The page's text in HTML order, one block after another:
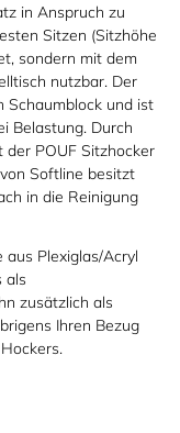
in Anspruch zu
Sitzen (Sitzhöhe
sondern mit dem
nutzbar. Der
Schaumblock und ist
Belastung. Durch
der POUF Sitzhocker
Softline besitzt
in die Reinigung
aus Plexiglas/Acryl
als
zusätzlich als
Ihren Bezug